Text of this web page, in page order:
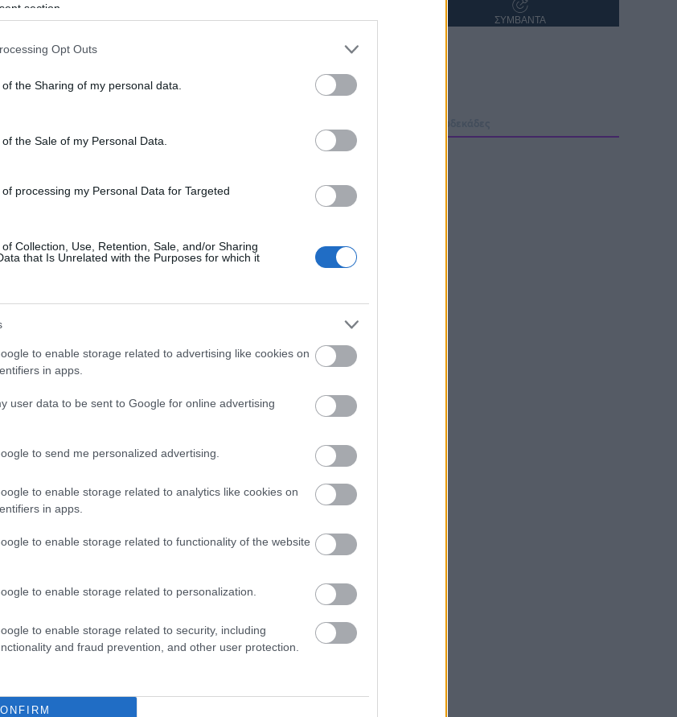
section.
Opt Outs
the Sharing of my personal data.
the Sale of my Personal Data.
processing my Personal Data for Targeted
Collection, Use, Retention, Sale, and/or Sharing
that Is Unrelated with the Purposes for which it
to enable storage related to advertising like cookies on
in apps.
user data to be sent to Google for online advertising
to send me personalized advertising.
to enable storage related to analytics like cookies on
in apps.
to enable storage related to functionality of the website
to enable storage related to personalization.
to enable storage related to security, including
and fraud prevention, and other user protection.
ΖΩΝΤΑΝΑ ΣΥΜΒΑΝΤΑ